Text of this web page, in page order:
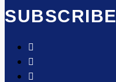
SUBSCRIBE